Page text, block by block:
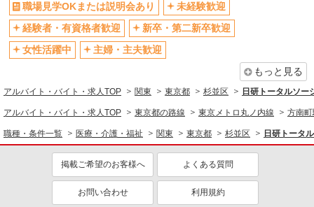
時給1650円〜2312円 ＜日払い有/週払い有/交
通費全支給(ガソリン代含む)＞
杉並区
詳細を見る
派遣社員
株式会社kotrio /●SW-H2-2099341
上北沢駅★病院でお掃除/食事の配膳など♪★激
募★
時給1650円〜2312円 ＜日払い有/週払い有/交
東京都杉並区
同じ職種から求人を探す
医療・介護・福祉
看護師・保健師・看護助手・助産師
同じ特徴から求人を探す
未経験歓迎
ミドル（40代～）活躍中
交通費支給
社会保険あり
職場見学OKまたは説明会あり
未経験歓迎
経験者・有資格者歓迎
新卒・第二新卒歓迎
女性活躍中
主婦・主夫歓迎
もっと見る
アルバイト・バイト・求人TOP 関東 東京都 杉並区 日研トータルソ
アルバイト・バイト・求人TOP 東京都の路線 東京メトロ丸ノ内線 方南
職種・条件一覧 医療・介護・福祉 関東 東京都 杉並区 日研トータ
掲載ご希望のお客様へ よくある質問
お問い合わせ 利用規約